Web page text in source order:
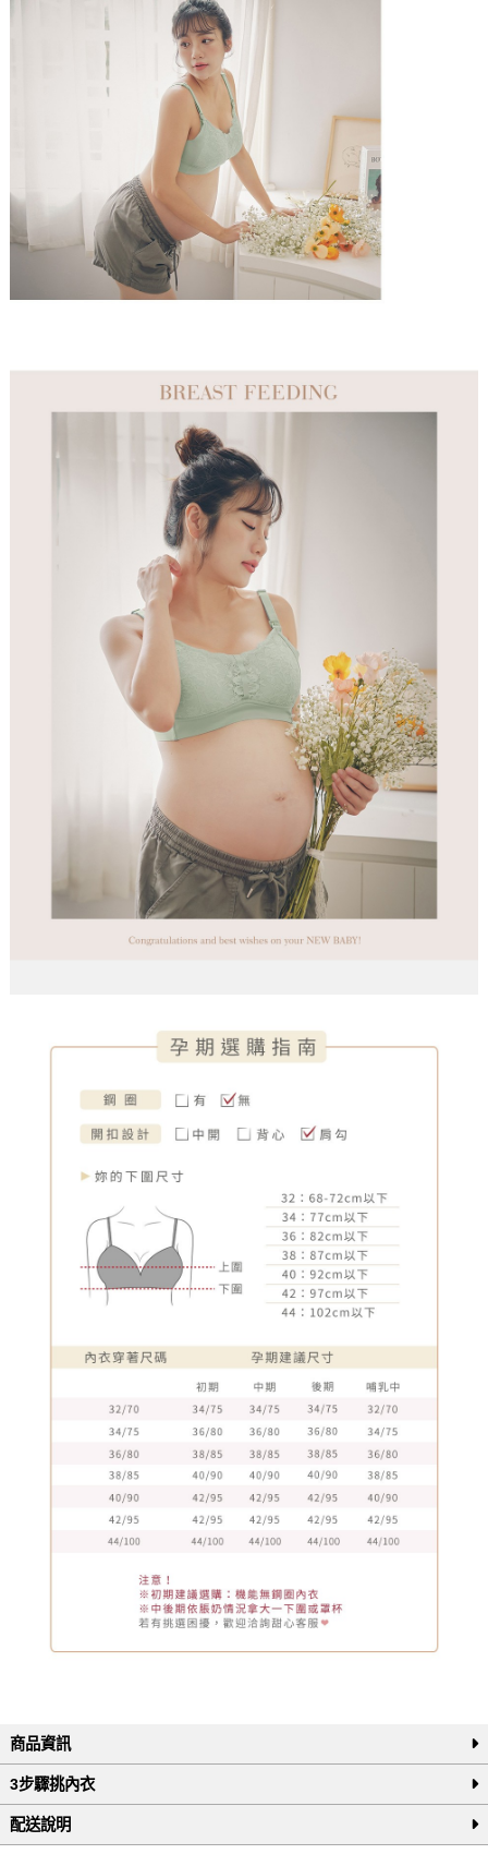
商品資訊
3步驟挑內衣
配送說明